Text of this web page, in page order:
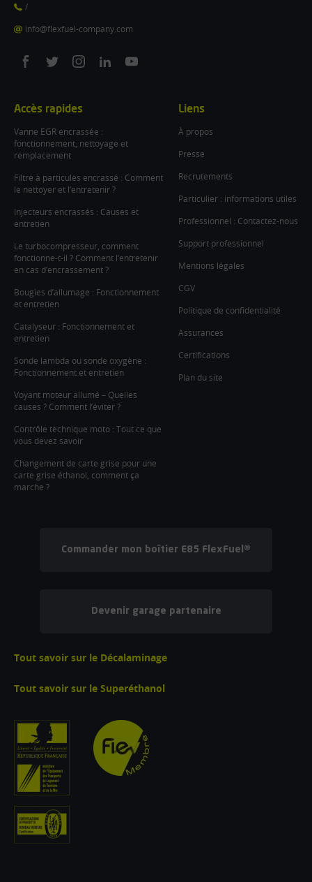
/
info@flexfuel-company.com
On
On
On
On
On
Accès rapides
Vanne EGR encrassée :
fonctionnement, nettoyage et
remplacement
Filtre à particules encrassé : Comment
le nettoyer et l’entretenir ?
Injecteurs encrassés : Causes et
entretien
Le turbocompresseur, comment
fonctionne-t-il ? Comment l’entretenir
en cas d’encrassement ?
Bougies d’allumage : Fonctionnement
et entretien
Catalyseur : Fonctionnement et
entretien
Sonde lambda ou sonde oxygène :
Fonctionnement et entretien
Voyant moteur allumé – Quelles
causes ? Comment l’éviter ?
Contrôle technique moto : Tout ce que
vous devez savoir
Changement de carte grise pour une
carte grise éthanol, comment ça
marche ?
Liens
À propos
Presse
Recrutements
Particulier : informations utiles
Professionnel : Contactez-nous
Support professionnel
Mentions légales
CGV
Politique de confidentialité
Assurances
Certifications
Plan du site
Commander mon boîtier E85 FlexFuel®
Devenir garage partenaire
Tout savoir sur le Décalaminage
Tout savoir sur le Superéthanol